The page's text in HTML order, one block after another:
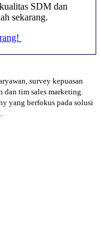
SDM dan
sekarang.
survey kepuasan
dan tim sales marketing.
yang berfokus pada solusi